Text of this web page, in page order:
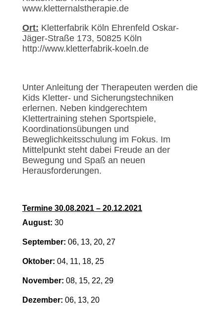
www.kletternalstherapie.de
Ort: Kletterfabrik Köln Ehrenfeld Oskar-
Jäger-Straße 173, 50825 Köln
http://www.kletterfabrik-koeln.de
Unter Anleitung der Therapeuten werden die
Kids Kletter- und Sicherungstechniken
erlernen. Neben kindgerechtem
Klettertraining stehen Sportspiele,
Koordinationsübungen und
Beweglichkeitsschulung im Fokus. Im
Mittelpunkt steht dabei Freude an der
Bewegung und Spaß an neuen
Herausforderungen.
Termine 30.08.2021 – 20.12.2021
August: 30
September: 06, 13, 20, 27
Oktober: 04, 11, 18, 25
November: 08, 15, 22, 29
Dezember: 06, 13, 20